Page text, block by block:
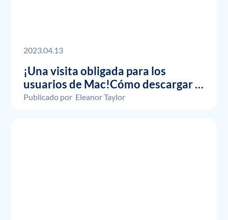
2023.04.13
¡Una visita obligada para los
usuarios de Mac!Cómo descargar el
contenido de Amazon Prime
Publicado por Eleanor Taylor